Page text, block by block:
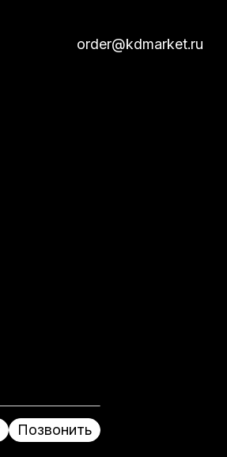
order@kdmarket.ru
Позвонить